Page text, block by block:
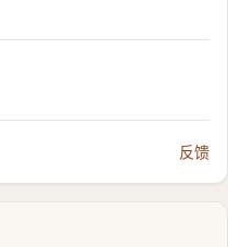
反馈